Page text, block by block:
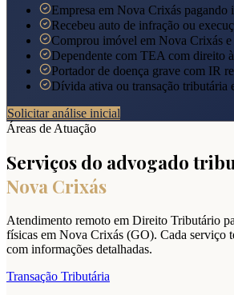
Empresa em Nova Crixás pagando
Recebeu auto de infração ou
Comprou imóvel em Nova Crixás
Dependente com TEA com direito
Portador de doença grave com IR
Dívida ativa ou transação tributária
Solicitar análise inicial
Áreas de Atuação
Serviços do advogado
Nova Crixás
Atendimento remoto em Direito Tributário
físicas em Nova Crixás (GO). Cada serviço
com informações detalhadas.
Transação Tributária